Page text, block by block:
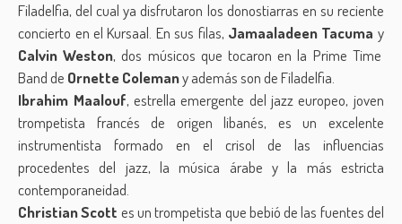
Filadelfia, del cual ya disfrutaron los donostiarras en su reciente
concierto en el Kursaal. En sus filas, Jamaaladeen Tacuma y
Calvin Weston, dos músicos que tocaron en la Prime Time
Band de Ornette Colemany además son de Filadelfia.
Ibrahim Maalouf, estrella emergente del jazz europeo, joven
trompetista francés de origen libanés, es un excelente
instrumentista formado en el crisol de las influencias
procedentes del jazz, la música árabe y la más estricta
contemporaneidad.
Christian Scott es un trompetista que bebió de las fuentes del